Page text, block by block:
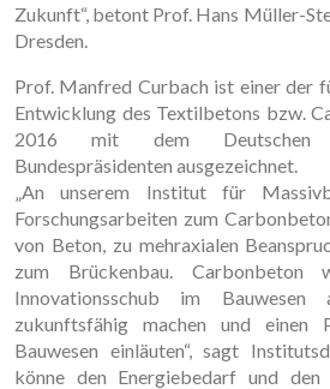
Zukunft“, betont Prof. Hans Müller-
Dresden.
Prof. Manfred Curbach ist einer der
Entwicklung des Textilbetons bzw.
2016 mit dem Deutschen
Bundespräsidenten ausgezeichnet.
„An unserem Institut für
Forschungsarbeiten zum
von Beton, zu mehraxialen
zum Brückenbau. Carbonbeton
Innovationsschub im Bauwesen
zukunftsfähig machen und einen
Bauwesen einläuten“, sagt
könne den Energiebedarf und den